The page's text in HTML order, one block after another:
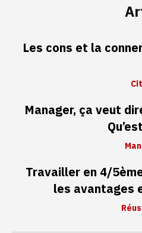
Les cons et la
Manager, ça veut
Travailler en 4/
les avantages